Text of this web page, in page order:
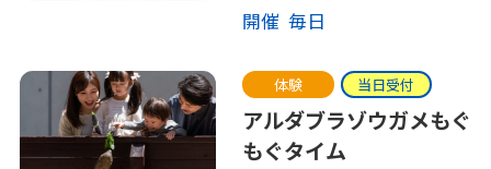
開催 毎日
体験 当日受付
アルダブラゾウガメもぐ
もぐタイム